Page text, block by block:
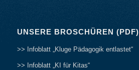
UNSERE BROSCHÜREN (PDF)
>> Infoblatt „Kluge Pädagogik entlastet“
>> Infoblatt „KI für Kitas“